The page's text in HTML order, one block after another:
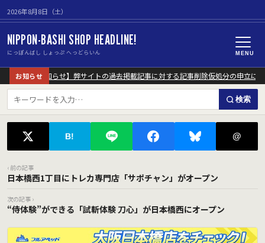
2026年8月8日（土）
NIPPON-BASHI SHOP HEADLINE!
にっぽんばし しょっぷ へっどらいん MENU
お知らせ
【重要なお知らせ】弊サイトの過去掲載記事に対する記事削除仮処分の申立につ
検索
B! @
‹ 前の記事
日本橋西1丁目にトレカ専門店「サポチャン」がオープン
次の記事 ›
“侍体験”ができる「試斬体験 刀心」が日本橋西にオープン